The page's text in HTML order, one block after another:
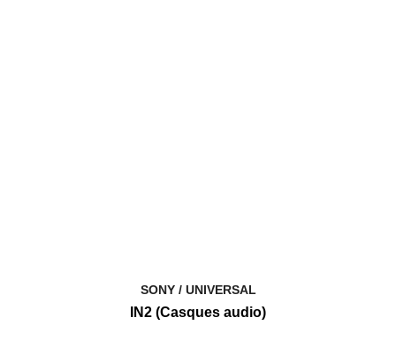
SONY / UNIVERSAL
IN2 (Casques audio)